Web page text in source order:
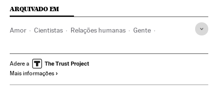
ARQUIVADO EM
Amor Cientistas Relações humanas Gente
Emoções Psicologia Investigação científica
Ciências sociais
Adere a
Mais informações